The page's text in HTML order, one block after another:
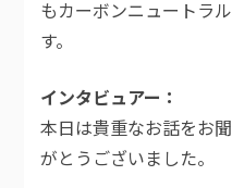
もカーボンニュートラ
す。
インタビュアー
本日は貴重なお話をお
がとうございました。